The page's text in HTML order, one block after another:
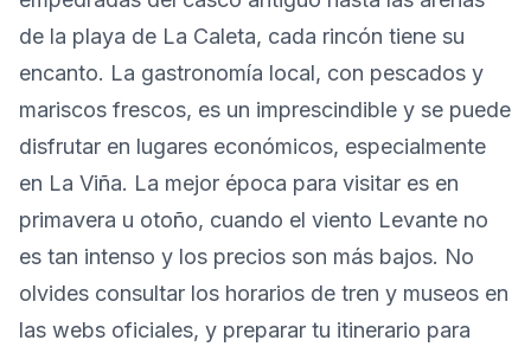
de la playa de La Caleta, cada rincón tiene su
encanto. La gastronomía local, con pescados y
mariscos frescos, es un imprescindible y se puede
disfrutar en lugares económicos, especialmente
en La Viña. La mejor época para visitar es en
primavera u otoño, cuando el viento Levante no
es tan intenso y los precios son más bajos. No
olvides consultar los horarios de tren y museos en
las webs oficiales, y preparar tu itinerario para